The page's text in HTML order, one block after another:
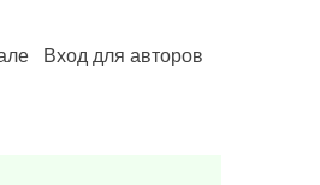
Вход для авторов